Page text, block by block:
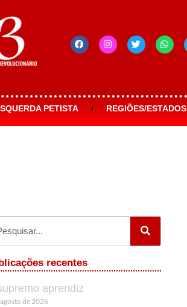
PETISTA REGIÕES/ESTADOS
recentes
aprendiz
de 2026